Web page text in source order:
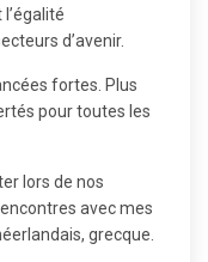
d’avenir.
fortes. Plus
pour toutes les
lors de nos
avec mes
grecque.